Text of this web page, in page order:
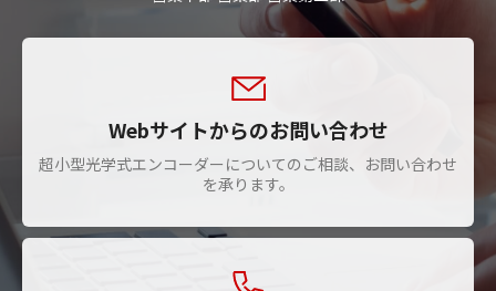
Webサイトからのお問い合わせ
超小型光学式エンコーダーについてのご相談、お問い合わせ
を承ります。